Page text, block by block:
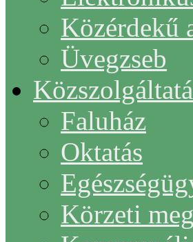
Közérdekű
Üvegzseb
Faluház
Oktatás
Körzeti